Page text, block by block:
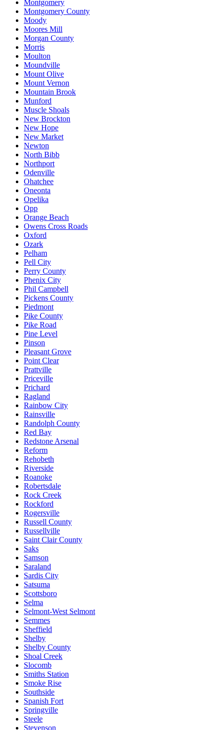
Montgomery
Montgomery County
Moody
Moores Mill
Morgan County
Morris
Moulton
Moundville
Mount Olive
Mount Vernon
Mountain Brook
Munford
Muscle Shoals
New Brockton
New Hope
New Market
Newton
North Bibb
Northport
Odenville
Ohatchee
Oneonta
Opelika
Opp
Orange Beach
Owens Cross Roads
Oxford
Ozark
Pelham
Pell City
Perry County
Phenix City
Phil Campbell
Pickens County
Piedmont
Pike County
Pike Road
Pine Level
Pinson
Pleasant Grove
Point Clear
Prattville
Priceville
Prichard
Ragland
Rainbow City
Rainsville
Randolph County
Red Bay
Redstone Arsenal
Reform
Rehobeth
Riverside
Roanoke
Robertsdale
Rock Creek
Rockford
Rogersville
Russell County
Russellville
Saint Clair County
Saks
Samson
Saraland
Sardis City
Satsuma
Scottsboro
Selma
Selmont-West Selmont
Semmes
Sheffield
Shelby
Shelby County
Shoal Creek
Slocomb
Smiths Station
Smoke Rise
Southside
Spanish Fort
Springville
Steele
Stevenson